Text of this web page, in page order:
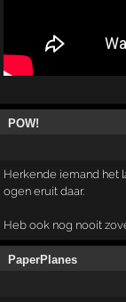
POW!
Herkende iemand het
ogen eruit daar.
Heb ook nog nooit
PaperPlanes